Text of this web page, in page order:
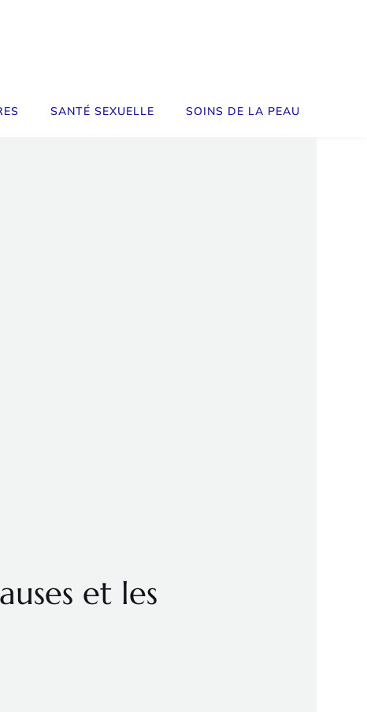
SANTÉ SEXUELLE SOINS DE LA PEAU
et les